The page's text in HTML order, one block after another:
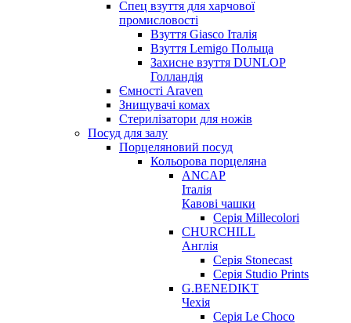
Спец взуття для харчової
промисловості
Взуття Giasco Італія
Взуття Lemigo Польща
Захисне взуття DUNLOP
Голландія
Ємності Araven
Знищувачі комах
Стерилізатори для ножів
Посуд для залу
Порцеляновий посуд
Кольорова порцеляна
ANCAP
Італія
Кавові чашки
Серія Millecolori
CHURCHILL
Англія
Серія Stonecast
Серія Studio Prints
G.BENEDIKT
Чехія
Cерія Le Choco